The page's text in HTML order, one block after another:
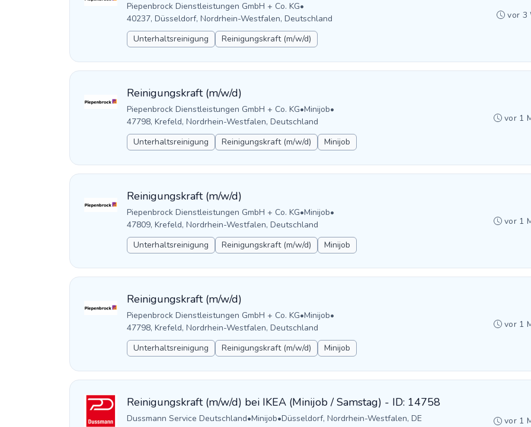
Piepenbrock Dienstleistungen GmbH + Co. KG•
40237, Düsseldorf, Nordrhein-Westfalen, Deutschland
Unterhaltsreinigung
Reinigungskraft (m/w/d)
vor 3
Reinigungskraft (m/w/d)
Piepenbrock Dienstleistungen GmbH + Co. KG•Minijob•
47798, Krefeld, Nordrhein-Westfalen, Deutschland
Unterhaltsreinigung
Reinigungskraft (m/w/d) Minijob
vor 1
Reinigungskraft (m/w/d)
Piepenbrock Dienstleistungen GmbH + Co. KG•Minijob•
47809, Krefeld, Nordrhein-Westfalen, Deutschland
Unterhaltsreinigung
Reinigungskraft (m/w/d) Minijob
vor 1
Reinigungskraft (m/w/d)
Piepenbrock Dienstleistungen GmbH + Co. KG•Minijob•
47798, Krefeld, Nordrhein-Westfalen, Deutschland
Unterhaltsreinigung
Reinigungskraft (m/w/d) Minijob
vor 1
Reinigungskraft (m/w/d) bei IKEA (Minijob / Samstag) - ID: 14758
Dussmann Service Deutschland•Minijob•Düsseldorf, Nordrhein-Westfalen, DE
vor 1